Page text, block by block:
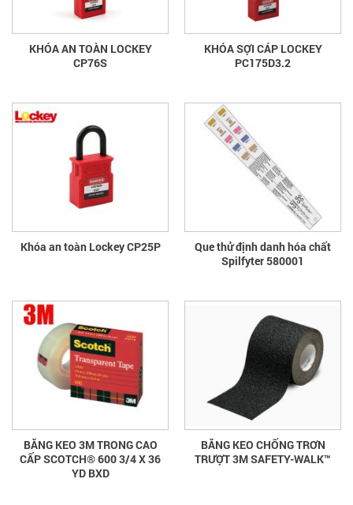
KHÓA AN TOÀN LOCKEY
CP76S
KHÓA SỢI CÁP LOCKEY
PC175D3.2
Khóa an toàn Lockey CP25P
Que thử định danh hóa chất
Spilfyter 580001
BĂNG KEO 3M TRONG CAO
CẤP SCOTCH® 600 3/4 X 36
YD BXD
BĂNG KEO CHỐNG TRƠN
TRƯỢT 3M SAFETY-WALK™